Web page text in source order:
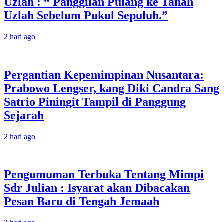
Uzlah Sebelum Pukul Sepuluh.”
2 hari ago
Pergantian Kepemimpinan Nusantara:
Prabowo Lengser, kang Diki Candra Sang
Satrio Piningit Tampil di Panggung
Sejarah
2 hari ago
Pengumuman Terbuka Tentang Mimpi
Sdr Julian : Isyarat akan Dibacakan
Pesan Baru di Tengah Jemaah